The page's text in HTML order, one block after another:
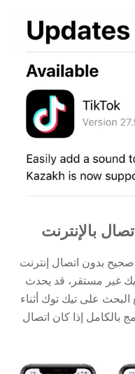
بدون اتصال إنترنت
غير مستقر، قد يحدث
البحث على تيك توك أثناء
بالكامل إذا كان اتصال